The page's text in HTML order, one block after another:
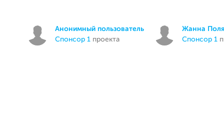
Анонимный пользователь
спонсор 1 проекта
Жанна
спонсор 1